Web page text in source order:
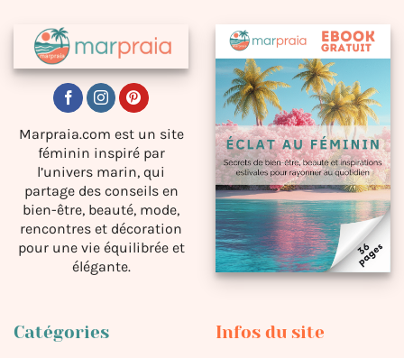
Marpraia.com est un site
féminin inspiré par
l’univers marin, qui
partage des conseils en
bien-être, beauté, mode,
rencontres et décoration
pour une vie équilibrée et
élégante.
Catégories Infos du site